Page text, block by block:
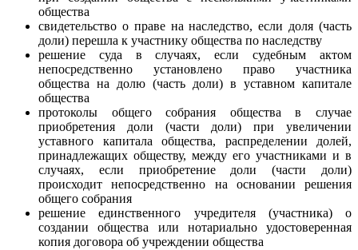
общества
свидетельство о праве на наследство, если доля (часть
доли) перешла к участнику общества по наследству
решение суда в случаях, если судебным актом
непосредственно установлено право участника
общества на долю (часть доли) в уставном капитале
общества
протоколы общего собрания общества в случае
приобретения доли (части доли) при увеличении
уставного капитала общества, распределении долей,
принадлежащих обществу, между его участниками и в
случаях, если приобретение доли (части доли)
происходит непосредственно на основании решения
общего собрания
решение единственного учредителя (участника) о
создании общества или нотариально удостоверенная
копия договора об учреждении общества